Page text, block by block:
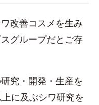
改善コスメを生み
グループだとご存
究・開発・生産を
に及ぶシワ研究を